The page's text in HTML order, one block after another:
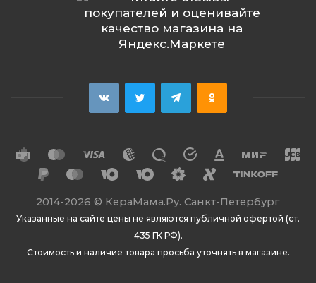
2014-2026 © КераМама.Ру. Санкт-Петербург
Указанные на сайте цены не являются публичной офертой (ст.
435 ГК РФ).
Стоимость и наличие товара просьба уточнять в магазине.